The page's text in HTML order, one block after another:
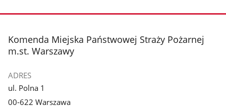
zdjęcie
galerii.
zdjęcie
galerii.
stopka
Komenda Miejska Państwowej Straży Pożarnej
m.st. Warszawy
ADRES
ul. Polna 1
00-622 Warszawa